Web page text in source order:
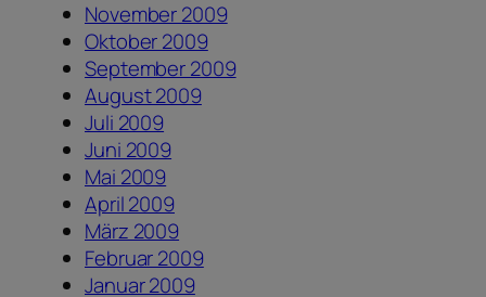
November 2009
Oktober 2009
September 2009
August 2009
Juli 2009
Juni 2009
Mai 2009
April 2009
März 2009
Februar 2009
Januar 2009